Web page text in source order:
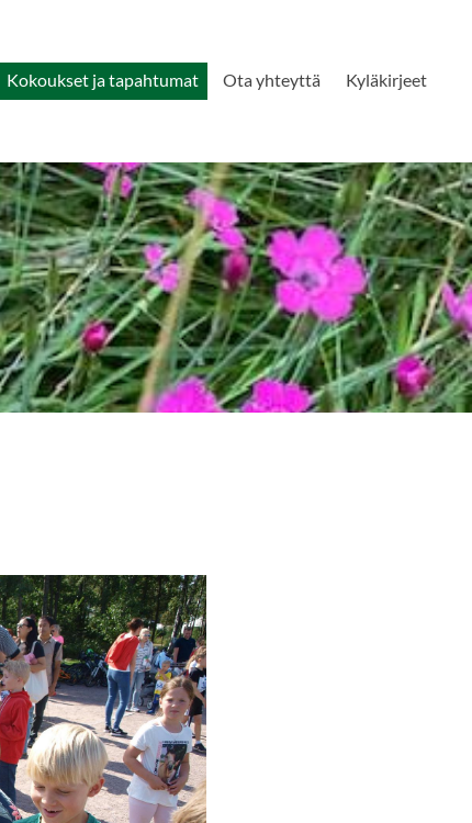
Kokoukset ja tapahtumat Ota yhteyttä Kyläkirjeet